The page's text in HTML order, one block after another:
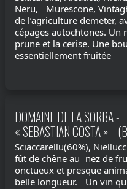
Neru, Murescone,
de l’agriculture demeter,
cépages autochtones. Un
prune et la cerise. Une
essentiellement fruitée
DOMAINE DE LA SORBA
« SEBASTIAN COSTA »
Sciaccarellu(60%),
fût de chêne au nez de
onctueux et presque
belle longueur. Un vin